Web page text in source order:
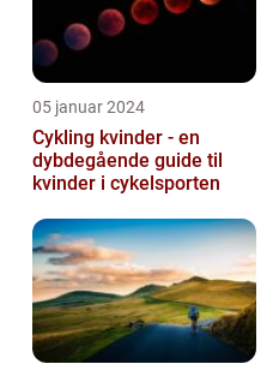
05 januar 2024
Cykling kvinder - en
dybdegående guide til
kvinder i cykelsporten